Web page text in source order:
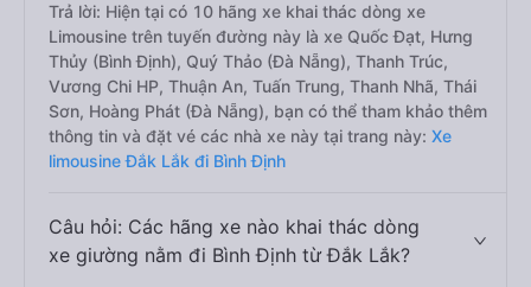
Trả lời: Hiện tại có 10 hãng xe khai thác dòng xe
Limousine trên tuyến đường này là xe Quốc Đạt, Hưng
Thủy (Bình Định), Quý Thảo (Đà Nẵng), Thanh Trúc,
Vương Chi HP, Thuận An, Tuấn Trung, Thanh Nhã, Thái
Sơn, Hoàng Phát (Đà Nẵng), bạn có thể tham khảo thêm
thông tin và đặt vé các nhà xe này tại trang này: Xe
limousine Đắk Lắk đi Bình Định
Câu hỏi: Các hãng xe nào khai thác dòng
xe giường nằm đi Bình Định từ Đắk Lắk?